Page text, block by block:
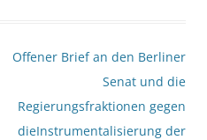
Offener Brief an den Berliner
Senat und die
Regierungsfraktionen gegen
dieInstrumentalisierung der